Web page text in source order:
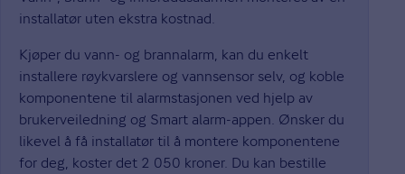
installatør uten ekstra kostnad.
Kjøper du vann- og brannalarm, kan du enkelt
installere røykvarslere og vannsensor selv, og koble
komponentene til alarmstasjonen ved hjelp av
brukerveiledning og Smart alarm-appen. Ønsker du
likevel å få installatør til å montere komponentene
for deg, koster det 2 050 kroner. Du kan bestille